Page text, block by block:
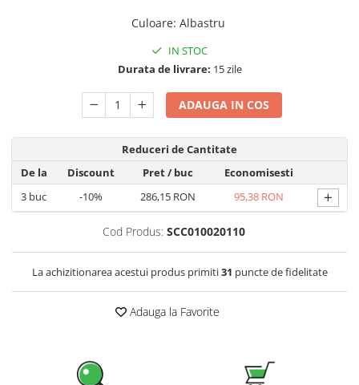
Sisteme de stocare energie
Pachete complete stocare energie
Sisteme de Stocare Comerciale
Sisteme fotovoltaice complete
Sisteme fotovoltaice de putere
mica (rulota/caravan/case de
vacanta)
Sisteme fotovoltaice profesionale
Pachete sisteme fotovoltaice
Statii de incarcare vehicule
Cabluri de incarcare vehicule
Culoare: Albastru
IN STOC
Durata de livrare: 15 zile
ADAUGA IN COS
Reduceri de Cantitate
De la
Discount Pret/ buc
Economisesti
3 buc -10% 286,15 RON 95,38 RON +
Cod Produs: SCC010020110
La achizitionarea acestui produs primiti31 puncte de fidelitate
Adauga la Favorite